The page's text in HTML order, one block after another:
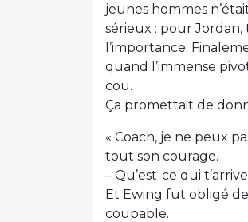
jeunes hommes
sérieux : pour
l’importance.
quand l’immense
cou.
Ça promettait de
« Coach, je ne peux
tout son courage.
– Qu’est-ce qui
Et Ewing fut obligé
coupable.